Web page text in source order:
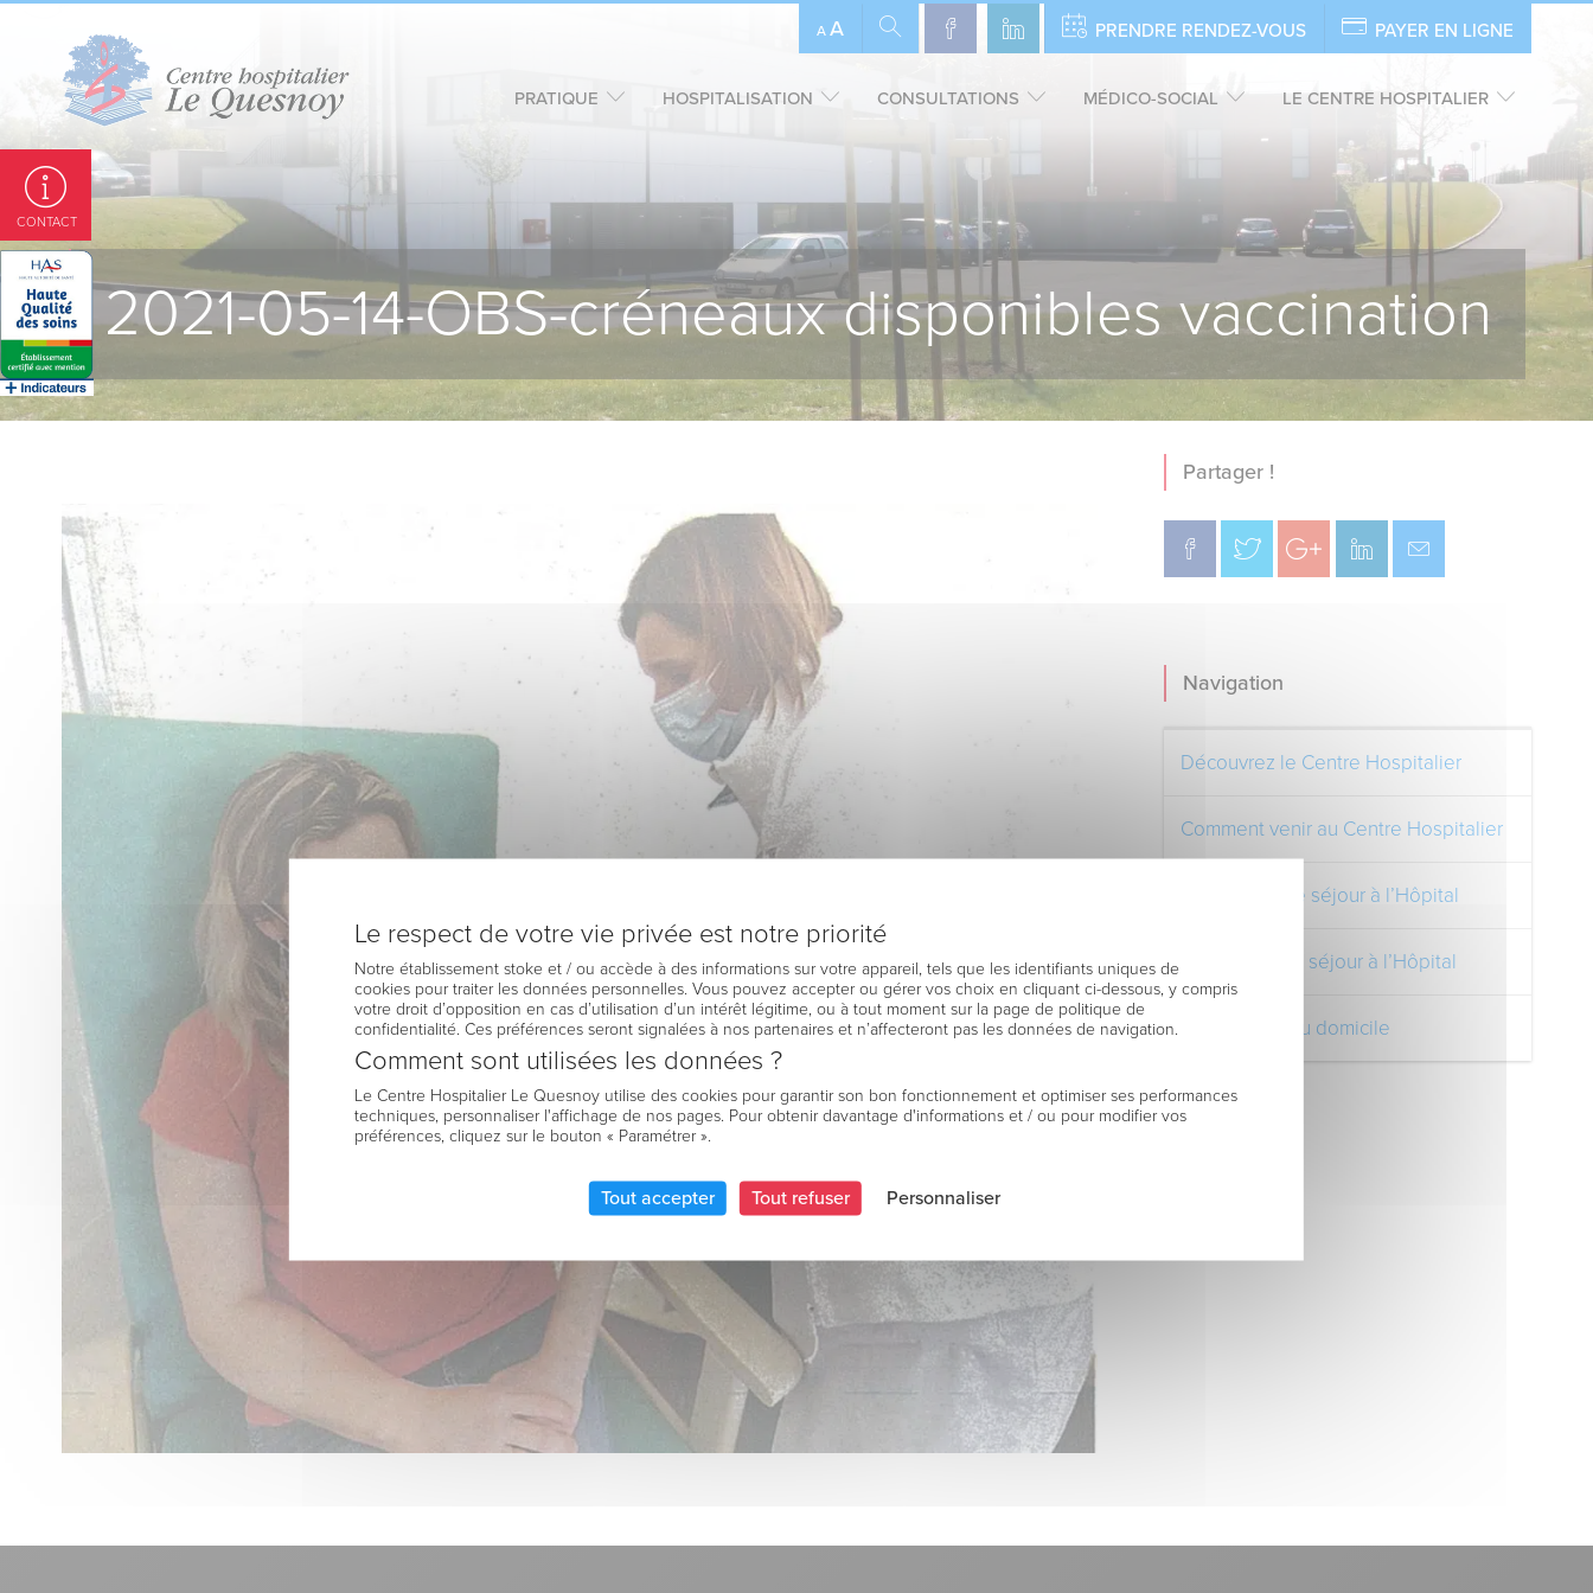
AA PRENDRE RENDEZ-VOUS PAYER EN LIGNE
PRATIQUE HOSPITALISATION CONSULTATIONS MÉDICO-SOCIAL LE CENTRE HOSPITALIER
2021-05-14-OBS-créneaux disponibles vaccination
Partager !
Navigation
Découvrez le Centre Hospitalier
Comment venir au Centre Hospitalier
Préparer votre séjour à l’Hôpital
Pendant votre séjour à l’Hôpital
Votre retour au domicile
CONTACT
Le respect de votre vie privée est notre priorité
Notre établissement stoke et / ou accède à des informations sur votre appareil, tels que les identifiants uniques de
cookies pour traiter les données personnelles. Vous pouvez accepter ou gérer vos choix en cliquant ci-dessous, y compris
votre droit d’opposition en cas d’utilisation d’un intérêt légitime, ou à tout moment sur la page de politique de
confidentialité. Ces préférences seront signalées à nos partenaires et n’affecteront pas les données de navigation.
Comment sont utilisées les données ?
Le Centre Hospitalier Le Quesnoy utilise des cookies pour garantir son bon fonctionnement et optimiser ses performances
techniques, personnaliser l'affichage de nos pages. Pour obtenir davantage d'informations et / ou pour modifier vos
préférences, cliquez sur le bouton « Paramétrer ».
Tout accepter Tout refuser Personnaliser